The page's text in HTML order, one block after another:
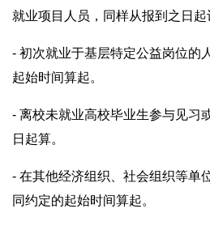
就业项目人员，同样从报到之日起
- 初次就业于基层特定公益岗位的
起始时间算起。
- 离校未就业高校毕业生参与见习
日起算。
- 在其他经济组织、社会组织等单
同约定的起始时间算起。